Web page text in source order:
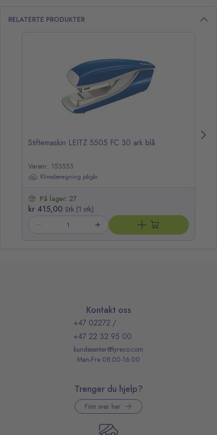
RELATERTE PRODUKTER
Stiftemaskin LEITZ 5505 FC 30 ark blå
Varenr.: 153553
Klimaberegning pågår
På lager: 27
kr 415,00 Stk (1 stk)
Kontakt oss
+47 02272 /
+47 22 32 95 00
kundesenter@lyreco.com
Man-Fre 08:00-16:00
Trenger du hjelp?
Finn svar her